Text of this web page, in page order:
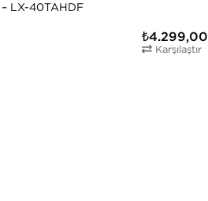
LX-40TAHDF
₺4.299,00
Karşılaştır